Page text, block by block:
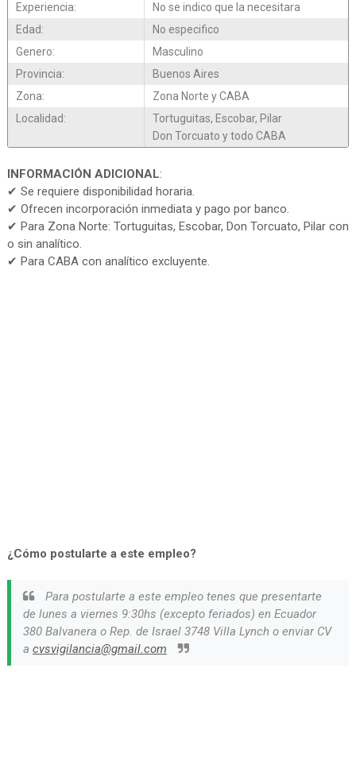
Experiencia:
No se indico que la necesitara
Edad:
No especifico
Genero:
Masculino
Provincia:
Buenos Aires
Zona:
Zona Norte y CABA
Localidad:
Tortuguitas, Escobar, Pilar
Don Torcuato y todo CABA
INFORMACIÓN ADICIONAL:
✔ Se requiere disponibilidad horaria.
✔ Ofrecen incorporación inmediata y pago por banco.
✔ Para Zona Norte: Tortuguitas, Escobar, Don Torcuato, Pilar con
o sin analítico.
✔ Para CABA con analítico excluyente.
¿Cómo postularte a este empleo?
Para postularte a este empleo tenes que presentarte
de lunes a viernes 9:30hs (excepto feriados) en Ecuador
380 Balvanera o Rep. de Israel 3748 Villa Lynch o enviar CV
a cvsvigilancia@gmail.com